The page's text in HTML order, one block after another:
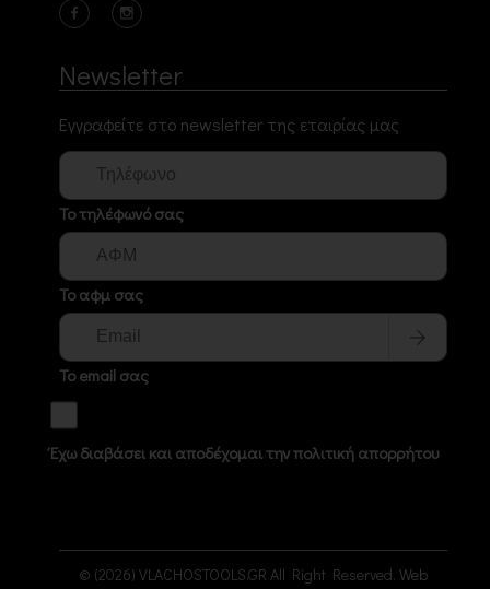
Newsletter
Εγγραφείτε στο newsletter της εταιρίας μας
Το τηλέφωνό σας
Το αφμ σας
Το email σας
Έχω διαβάσει και αποδέχομαι την πολιτική απορρήτου
© (2026) VLACHOSTOOLS.GR All Right Reserved. Web